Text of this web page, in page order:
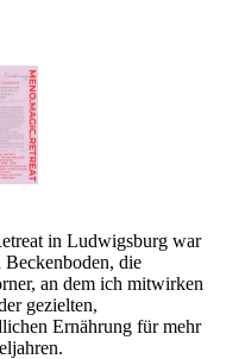
in Ludwigsburg war
die
an dem ich mitwirken
gezielten,
Ernährung für mehr